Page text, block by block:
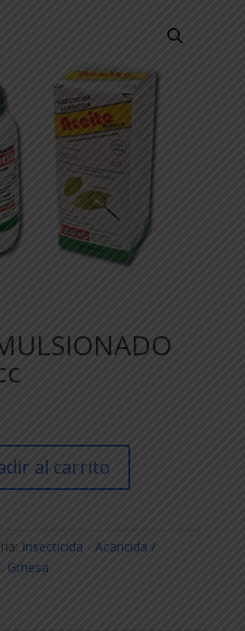
al carrito
Insecticida - Acaricida /
Grhesa